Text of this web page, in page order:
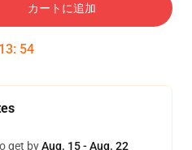
カートに追加
13: 53
get byAug. 15 - Aug. 22